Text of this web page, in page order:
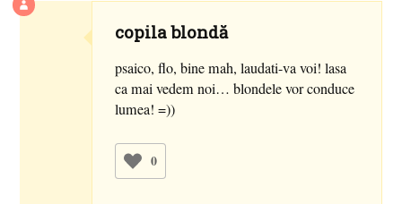
copila blondă
psaico, flo, bine mah, laudati-va voi! lasa
ca mai vedem noi… blondele vor conduce
lumea! =))
0